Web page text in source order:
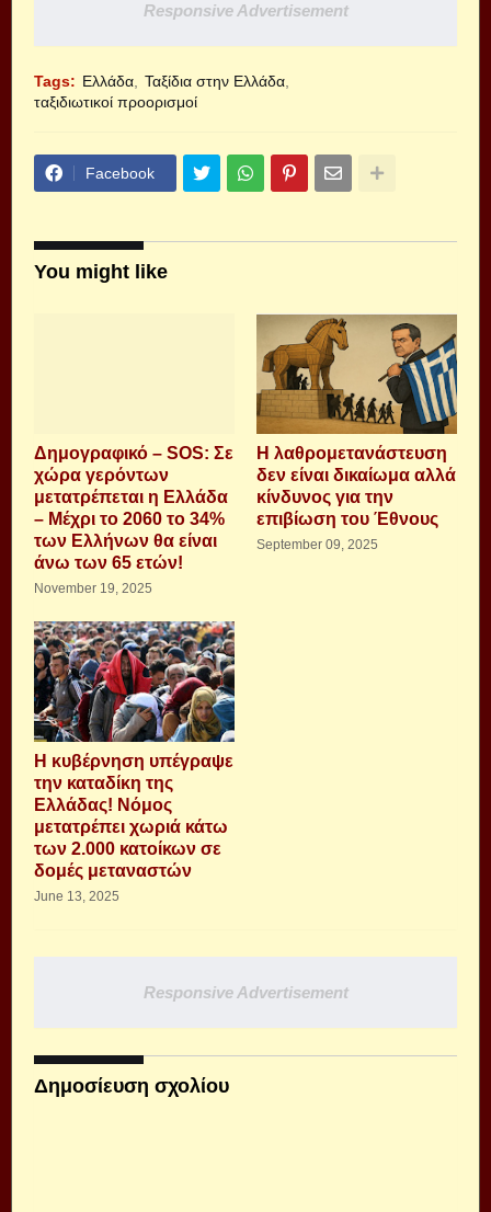
Responsive Advertisement
Tags: Ελλάδα
Ταξίδια στην Ελλάδα
ταξιδιωτικοί προορισμοί
Facebook
You might like
Δημογραφικό – SOS: Σε
χώρα γερόντων
μετατρέπεται η Ελλάδα
– Μέχρι το 2060 το 34%
των Ελλήνων θα είναι
άνω των 65 ετών!
November 19, 2025
H λαθρομετανάστευση
δεν είναι δικαίωμα αλλά
κίνδυνος για την
επιβίωση του Έθνους
September 09, 2025
Η κυβέρνηση υπέγραψε
την καταδίκη της
Ελλάδας! Νόμος
μετατρέπει χωριά κάτω
των 2.000 κατοίκων σε
δομές μεταναστών
June 13, 2025
Responsive Advertisement
Δημοσίευση σχολίου